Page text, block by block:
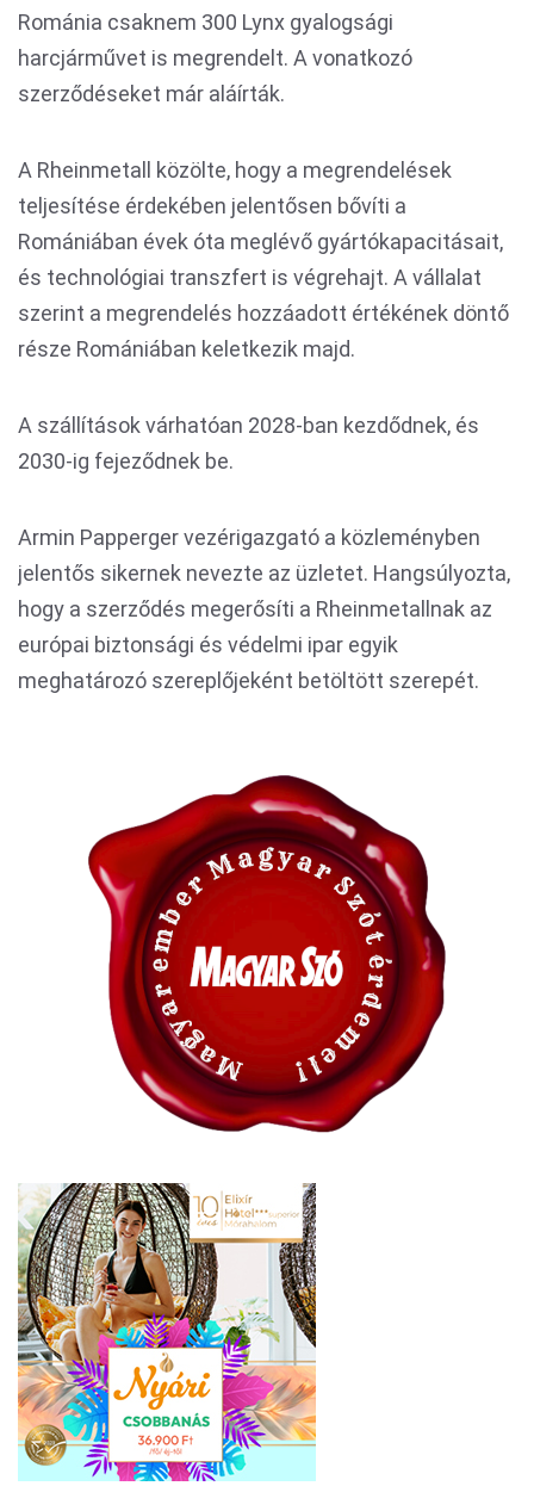
Románia csaknem 300 Lynx gyalogsági
harcjárművet is megrendelt. A vonatkozó
szerződéseket már aláírták.
A Rheinmetall közölte, hogy a megrendelések
teljesítése érdekében jelentősen bővíti a
Romániában évek óta meglévő gyártókapacitásait,
és technológiai transzfert is végrehajt. A vállalat
szerint a megrendelés hozzáadott értékének döntő
része Romániában keletkezik majd.
A szállítások várhatóan 2028-ban kezdődnek, és
2030-ig fejeződnek be.
Armin Papperger vezérigazgató a közleményben
jelentős sikernek nevezte az üzletet. Hangsúlyozta,
hogy a szerződés megerősíti a Rheinmetallnak az
európai biztonsági és védelmi ipar egyik
meghatározó szereplőjeként betöltött szerepét.